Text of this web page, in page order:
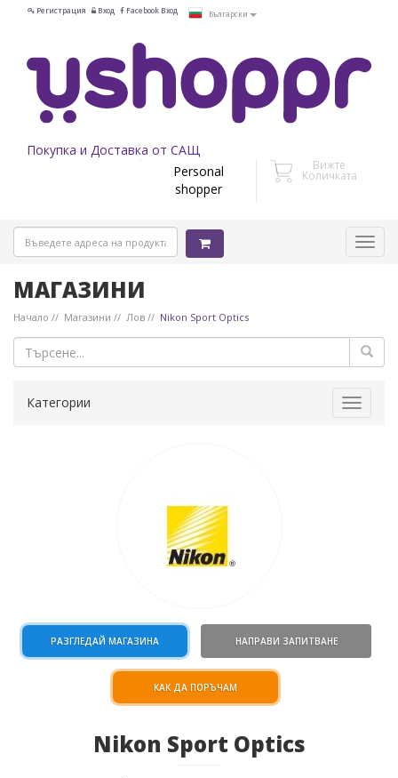
Регистрация Вход Facebook Вход Български
Покупка и Доставка от САЩ
Personal
shopper
Вижте
Количката
МАГАЗИНИ
Начало Магазини Лов Nikon Sport Optics
Toggle
Категории
РАЗГЛЕДАЙ МАГАЗИНА НАПРАВИ ЗАПИТВАНЕ
КАК ДА ПОРЪЧАМ
Nikon Sport Optics